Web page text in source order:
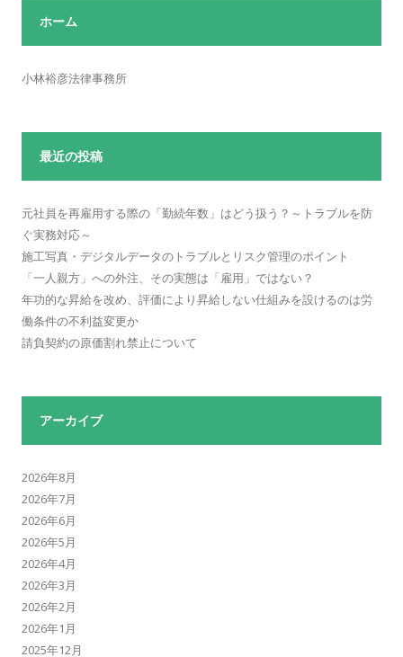
シ
ホーム
小林裕彦法律事務所
最近の投稿
元社員を再雇用する際の「勤続年数」はどう扱う？～トラブルを防
ぐ実務対応～
施工写真・デジタルデータのトラブルとリスク管理のポイント
「一人親方」への外注、その実態は「雇用」ではない？
年功的な昇給を改め、評価により昇給しない仕組みを設けるのは労
働条件の不利益変更か
請負契約の原価割れ禁止について
アーカイブ
2026年8月
2026年7月
2026年6月
2026年5月
2026年4月
2026年3月
2026年2月
2026年1月
2025年12月